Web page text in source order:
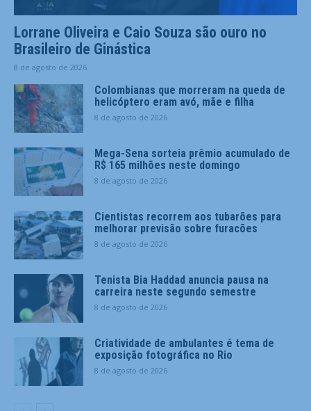
Lorrane Oliveira e Caio Souza são ouro no
Brasileiro de Ginástica
8 de agosto de 2026
Colombianas que morreram na queda de
helicóptero eram avó, mãe e filha
8 de agosto de 2026
Mega-Sena sorteia prêmio acumulado de
R$ 165 milhões neste domingo
8 de agosto de 2026
Cientistas recorrem aos tubarões para
melhorar previsão sobre furacões
8 de agosto de 2026
Tenista Bia Haddad anuncia pausa na
carreira neste segundo semestre
8 de agosto de 2026
Criatividade de ambulantes é tema de
exposição fotográfica no Rio
8 de agosto de 2026